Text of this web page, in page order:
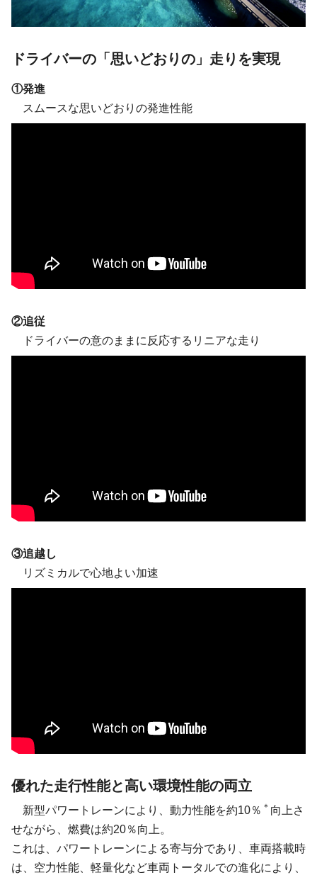
ドライバーの「思いどおりの」走りを実現
①発進
スムースな思いどおりの発進性能
②追従
ドライバーの意のままに反応するリニアな走り
③追越し
リズミカルで心地よい加速
優れた走行性能と高い環境性能の両立
新型パワートレーンにより、動力性能を約10％ ＊ 向上さ
せながら、燃費は約20％向上。
これは、パワートレーンによる寄与分であり、車両搭載時
は、空力性能、軽量化など車両トータルでの進化により、